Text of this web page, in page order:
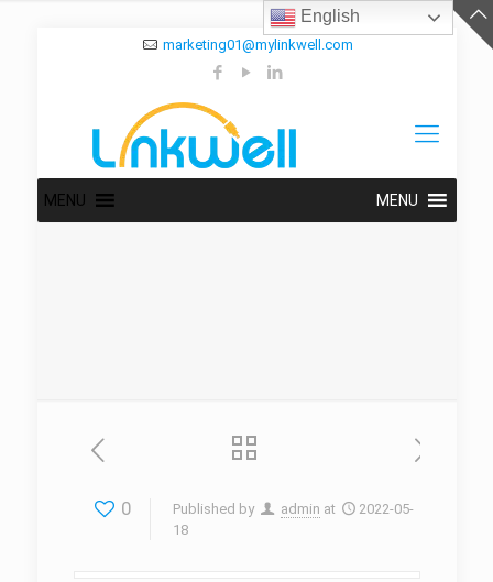
marketing01@mylinkwell.com
MENU MENU
0 Published by admin at
2022-05-
18
English